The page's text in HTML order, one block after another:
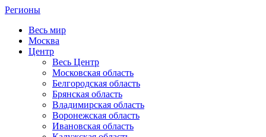
Регионы
Весь мир
Москва
Центр
Весь Центр
Московская область
Белгородская область
Брянская область
Владимирская область
Воронежская область
Ивановская область